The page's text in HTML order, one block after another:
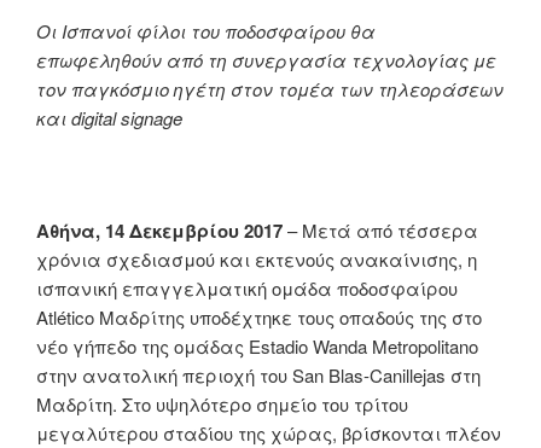
Οι Ισπανοί φίλοι του ποδοσφαίρου θα
επωφεληθούν από τη συνεργασία τεχνολογίας με
τον παγκόσμιο ηγέτη στον τομέα των τηλεοράσεων
και digitalsignage
Αθήνα, 14Δεκεμβρίου 2017– Μετά από τέσσερα
χρόνια σχεδιασμού και εκτενούς ανακαίνισης, η
ισπανική επαγγελματική ομάδα ποδοσφαίρου
Atlético Μαδρίτης υποδέχτηκε τους οπαδούς της στο
νέο γήπεδο της ομάδας Estadio Wanda Metropolitano
στην ανατολική περιοχή του San Blas-Canillejas στη
Μαδρίτη. Στο υψηλότερο σημείο του τρίτου
μεγαλύτερου σταδίου της χώρας, βρίσκονται πλέον